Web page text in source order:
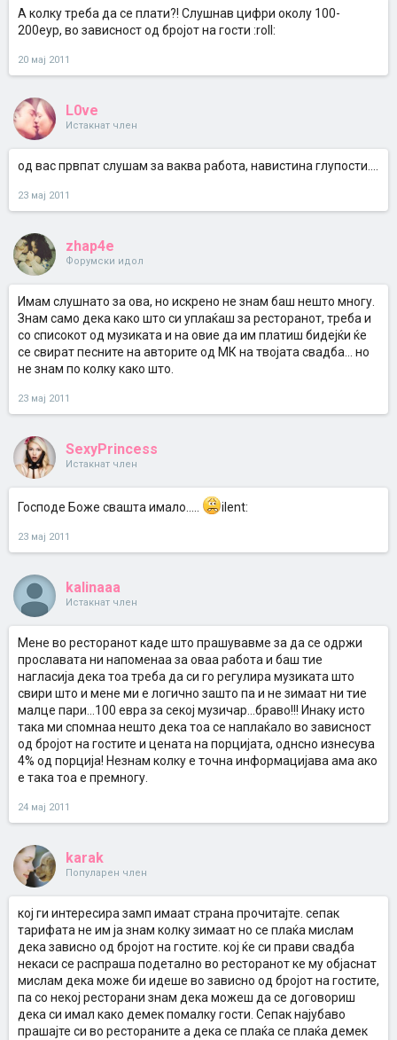
А колку треба да се плати?! Слушнав цифри околу 100-
200еур, во зависност од бројот на гости :roll:
20 мај 2011
L0ve
Истакнат член
од вас првпат слушам за ваква работа, навистина глупости....
23 мај 2011
zhap4e
Форумски идол
Имам слушнато за ова, но искрено не знам баш нешто многу.
Знам само дека како што си уплаќаш за ресторанот, треба и
со списокот од музиката и на овие да им платиш бидејќи ќе
се свират песните на авторите од МК на твојата свадба... но
не знам по колку како што.
23 мај 2011
SexyPrincess
Истакнат член
Господе Боже свашта имало..... ilent:
23 мај 2011
kalinaaa
Истакнат член
Мене во ресторанот каде што прашувавме за да се одржи
прославата ни напоменаа за оваа работа и баш тие
нагласија дека тоа треба да си го регулира музиката што
свири што и мене ми е логично зашто па и не зимаат ни тие
малце пари...100 евра за секој музичар...браво!!! Инаку исто
така ми спомнаа нешто дека тоа се наплаќало во зависност
од бројот на гостите и цената на порцијата, однсно изнесува
4% од порција! Незнам колку е точна информацијава ама ако
е така тоа е премногу.
24 мај 2011
karak
Популарен член
кој ги интересира замп имаат страна прочитајте. сепак
тарифата не им ја знам колку зимаат но се плаќа мислам
дека зависно од бројот на гостите. кој ќе си прави свадба
некаси се распраша подетално во ресторанот ке му објаснат
мислам дека може би идеше во зависно од бројот на гостите,
па со некој ресторани знам дека можеш да се договориш
дека си имал како демек помалку гости. Сепак најубаво
прашајте си во рестораните а дека се плаќа се плаќа демек